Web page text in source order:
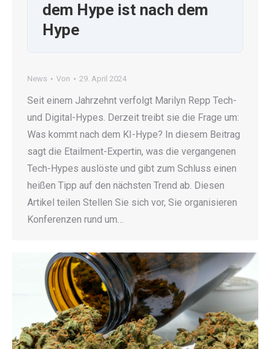
dem Hype ist nach dem
Hype
News Von 29. April 2024
Seit einem Jahrzehnt verfolgt Marilyn Repp Tech-
und Digital-Hypes. Derzeit treibt sie die Frage um:
Was kommt nach dem KI-Hype? In diesem Beitrag
sagt die Etailment-Expertin, was die vergangenen
Tech-Hypes auslöste und gibt zum Schluss einen
heißen Tipp auf den nächsten Trend ab. Diesen
Artikel teilen Stellen Sie sich vor, Sie organisieren
Konferenzen rund um…